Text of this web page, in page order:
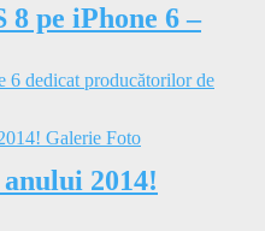
pe iPhone 6 –
6 dedicat producătorilor de
2014!